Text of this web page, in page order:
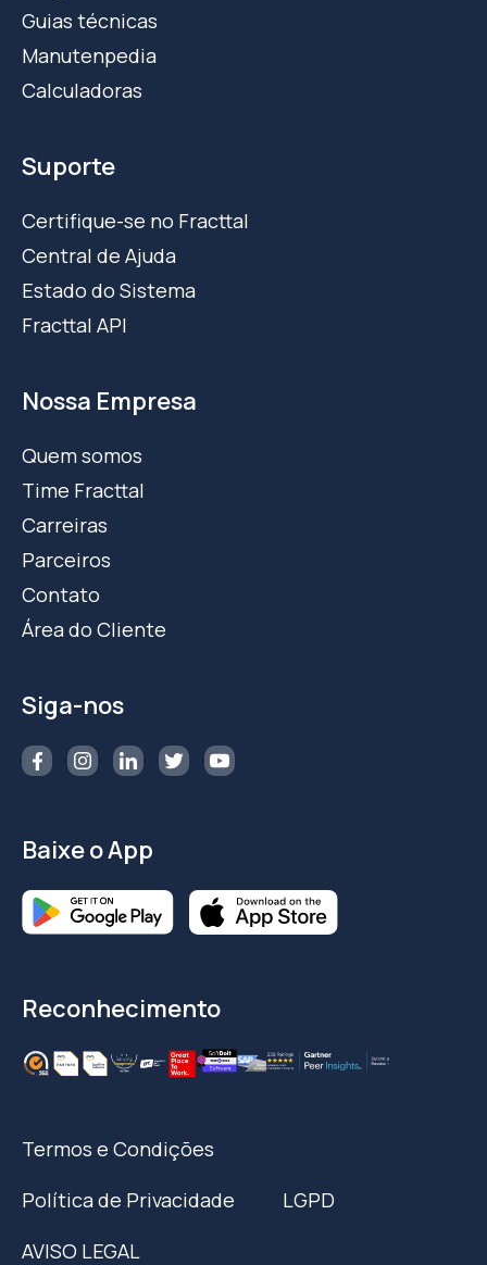
Guias técnicas
Manutenpedia
Calculadoras
Suporte
Certifique-se no Fracttal
Central de Ajuda
Estado do Sistema
Fracttal API
Nossa Empresa
Quem somos
Time Fracttal
Carreiras
Parceiros
Contato
Área do Cliente
Siga-nos
Baixe o App
Reconhecimento
Termos e Condições
Política de Privacidade
LGPD
AVISO LEGAL